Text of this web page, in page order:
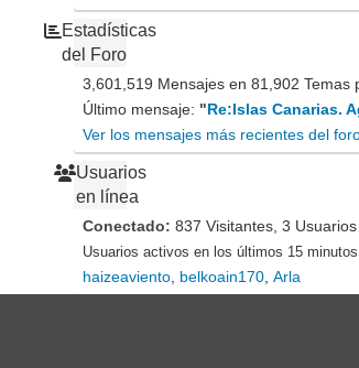
Estadísticas
del Foro
3,601,519 Mensajes en 81,902
Último mensaje: "Re:Islas Canarias.
Ver los mensajes más recientes del
Usuarios
en línea
Conectado:837 Visitantes, 3
Usuarios activos en los últimos 15
haizeaviento belkoain170 ,Arla